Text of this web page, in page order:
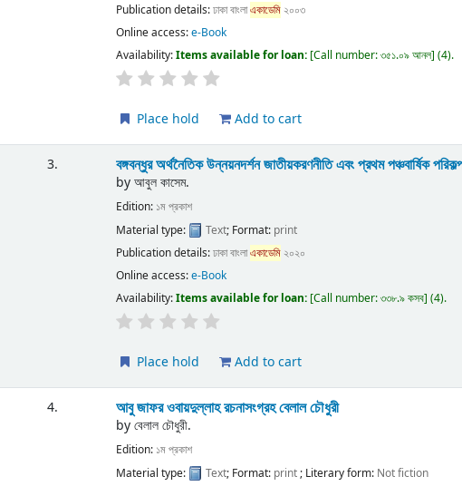
Publication details:ঢাকাবাংলাএকাডেমি ২০০৩
Online access:e-Book
Availability:Items available for loan: Call number:৩৫১.০৯ আনল (4).
Place hold Add to cart
3. বঙ্গবন্ধুর অর্থনৈতিক উন্নয়নদর্শন জাতীয়করণনীতি এবং প্রথম পঞ্চবার্ষিক
byআবুল কাসেম.
Edition: ১ম প্রকাশ
Material type:
Text; Format: print
Publication details:ঢাকাবাংলাএকাডেমি ২০২০
Online access:e-Book
Availability:Items available for loan: Call number:৩৩৮.৯ কসব (4).
Place hold Add to cart
4. আবু জাফর ওবায়দুল্লাহ রচনাসংগ্রহবেলাল চৌধুরী
byবেলাল চৌধুরী.
Edition: ১ম প্রকাশ
Material type:
Text; Format: print; Literary form: Not fiction